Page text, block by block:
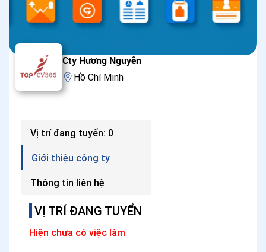
Cty Hương Nguyên
Hồ Chí Minh
VỊ TRÍ ĐANG TUYỂN
Hiện chưa có việc làm
Vị trí đang tuyển: 0
Giới thiệu công ty
Thông tin liên hệ